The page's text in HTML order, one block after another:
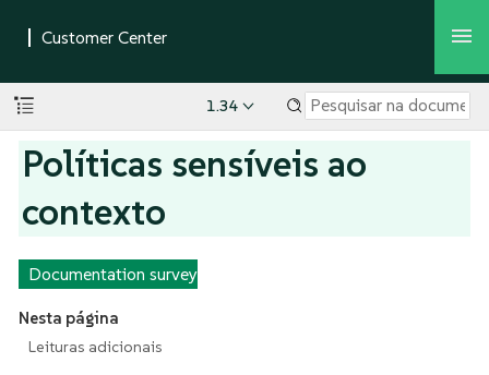
1.34
Políticas sensíveis ao
contexto
Documentation survey
Nesta página
Leituras adicionais